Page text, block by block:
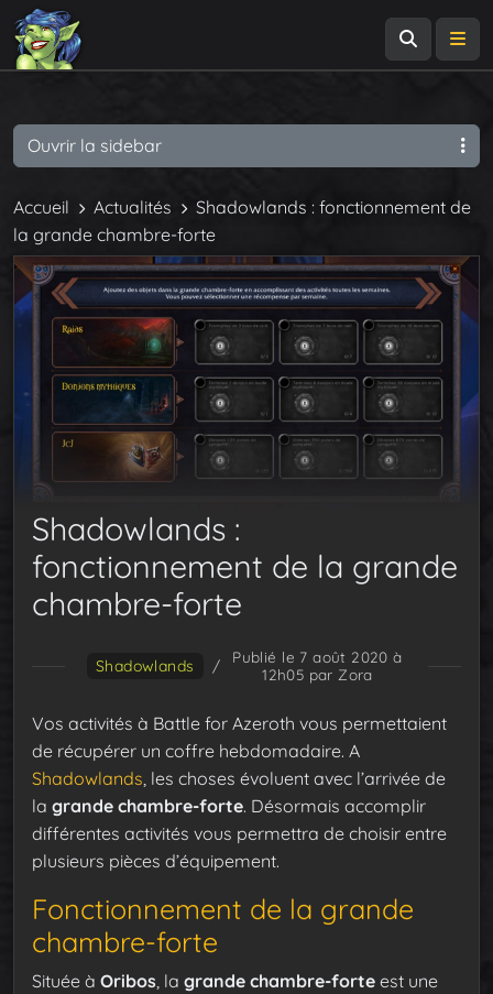
Accueil Actualités
Shadowlands : fonctionnement de
la grande chambre-forte
Shadowlands :
fonctionnement de la grande
chambre-forte
Shadowlands /
Publié le 7 août 2020 à
12h05 par Zora
Vos activités à Battle for Azeroth vous permettaient
de récupérer un coffre hebdomadaire. A
Shadowlands, les choses évoluent avec l’arrivée de
la grande chambre-forte. Désormais accomplir
différentes activités vous permettra de choisir entre
plusieurs pièces d’équipement.
Fonctionnement de la grande
chambre-forte
Située à Oribos, la grande chambre-forte est une
Ouvrir la sidebar